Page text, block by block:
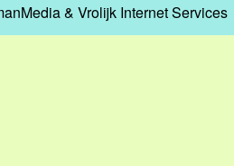
& Vrolijk Internet Services